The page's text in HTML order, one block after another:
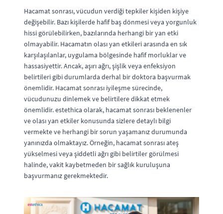
Hacamat sonrası, vücudun verdiği tepkiler kişiden kişiye
değişebilir. Bazı kişilerde hafif baş dönmesi veya yorgunluk
hissi görülebilirken, bazılarında herhangi bir yan etki
olmayabilir. Hacamatın olası yan etkileri arasında en sık
karşılaşılanlar, uygulama bölgesinde hafif morluklar ve
hassasiyettir. Ancak, aşırı ağrı, şişlik veya enfeksiyon
belirtileri gibi durumlarda derhal bir doktora başvurmak
önemlidir. Hacamat sonrası iyileşme sürecinde,
vücudunuzu dinlemek ve belirtilere dikkat etmek
önemlidir. estethica olarak, hacamat sonrası beklenenler
ve olası yan etkiler konusunda sizlere detaylı bilgi
vermekte ve herhangi bir sorun yaşamanız durumunda
yanınızda olmaktayız. Örneğin, hacamat sonrası ateş
yükselmesi veya şiddetli ağrı gibi belirtiler görülmesi
halinde, vakit kaybetmeden bir sağlık kuruluşuna
başvurmanız gerekmektedir.